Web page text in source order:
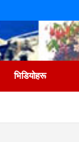
भिडियोहरू